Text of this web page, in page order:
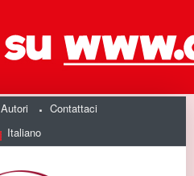
Autori
Contattaci
Italiano